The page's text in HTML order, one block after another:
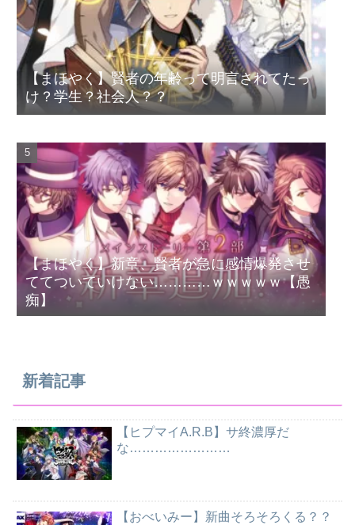
【まほやく】賢者の年齢って明言されてたっ
け？学生？社会人？？
【まほやく】新章、賢者が急に感情爆発させ
ててついていけない…………ｗｗｗｗｗ【愚
痴】
新着記事
【ヒプマイA.R.B】サ終濃厚だ
な……………………
【おべいみー】新曲そろそろくる？？